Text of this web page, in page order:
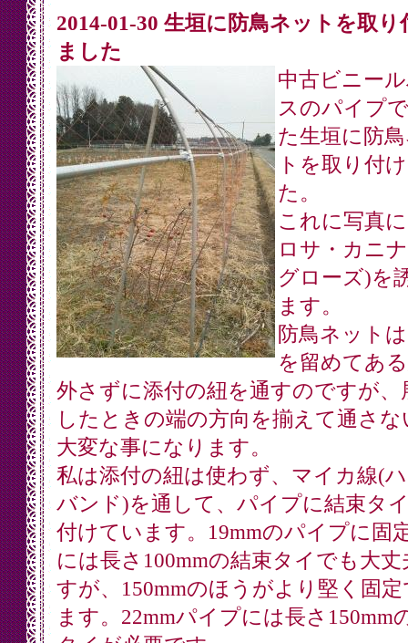
2014-01-30 生垣に防鳥ネットを取り
ました
中古ビニー
スのパイプ
た生垣に防
トを取り付
た。
これに写真
ロサ・カニ
グローズ)を
ます。
防鳥ネット
を留めてあ
外さずに添付の紐を通すのですが、
したときの端の方向を揃えて通さな
大変な事になります。
私は添付の紐は使わず、マイカ線(
バンド)を通して、パイプに結束タ
付けています。19mmのパイプに固
には長さ100mmの結束タイでも大丈
すが、150mmのほうがより堅く固
ます。22mmパイプには長さ150mm